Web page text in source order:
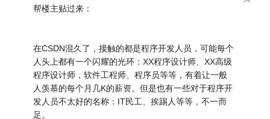
帮楼主贴过来：
在CSDN混久了，接触的都是程序开发人员，可能每个
人头上都有一个闪耀的光环：XX程序设计师、XX高级
程序设计师，软件工程师、程序员等等，有着让一般
人羡慕的每个月几K的薪资。但是也有一些对于程序开
发人员不太好的名称：IT民工、挨踢人等等，不一而
足。